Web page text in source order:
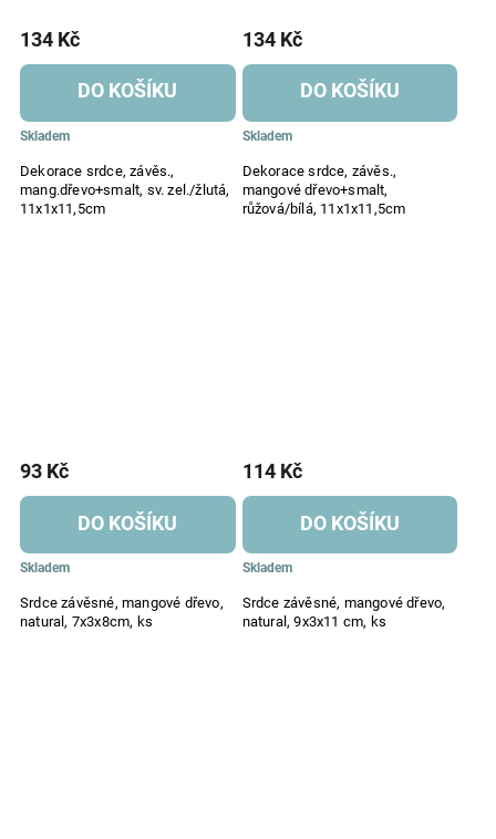
Dekorace srdce, závěs.,
mang.dřevo+smalt, sv. zel./žlutá,
11x1x11,5cm
Skladem
134 Kč
DO KOŠÍKU
Dekorace srdce, závěs.,
mangové dřevo+smalt,
růžová/bílá, 11x1x11,5cm
Skladem
134 Kč
DO KOŠÍKU
Srdce závěsné, mangové dřevo,
natural, 7x3x8cm, ks
Skladem
93 Kč
DO KOŠÍKU
Srdce závěsné, mangové dřevo,
natural, 9x3x11 cm, ks
Skladem
114 Kč
DO KOŠÍKU